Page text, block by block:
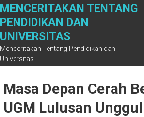
Skip
content
MENCERITAKAN TENTANG
PENDIDIKAN DAN
UNIVERSITAS
Menceritakan Tentang Pendidikan dan
Universitas
Masa Depan Cerah
UGM Lulusan